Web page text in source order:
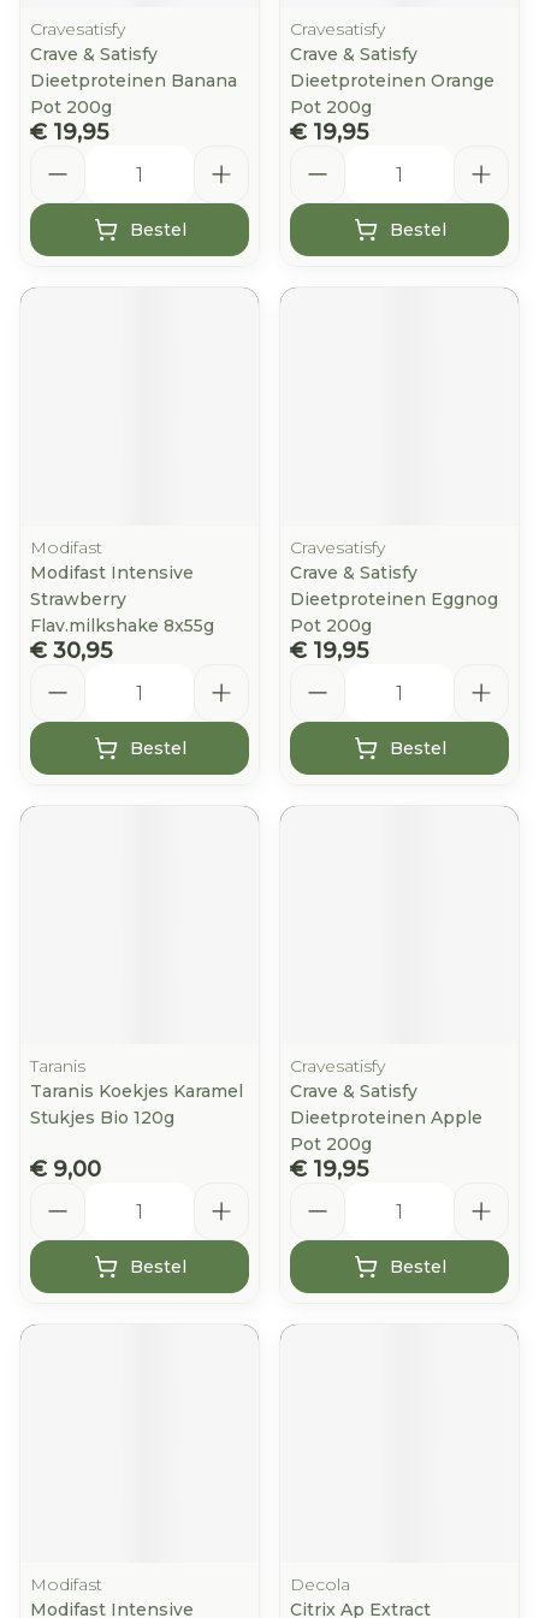
Cravesatisfy
Crave & Satisfy
Dieetproteinen Banana
Pot 200g
€ 19,95
Bestel
Cravesatisfy
Crave & Satisfy
Dieetproteinen Orange
Pot 200g
€ 19,95
Bestel
Modifast
Modifast Intensive
Strawberry
Flav.milkshake 8x55g
€ 30,95
Bestel
Cravesatisfy
Crave & Satisfy
Dieetproteinen Eggnog
Pot 200g
€ 19,95
Bestel
Taranis
Taranis Koekjes Karamel
Stukjes Bio 120g
€ 9,00
Bestel
Cravesatisfy
Crave & Satisfy
Dieetproteinen Apple
Pot 200g
€ 19,95
Bestel
Modifast
Modifast Intensive
Decola
Citrix Ap Extract